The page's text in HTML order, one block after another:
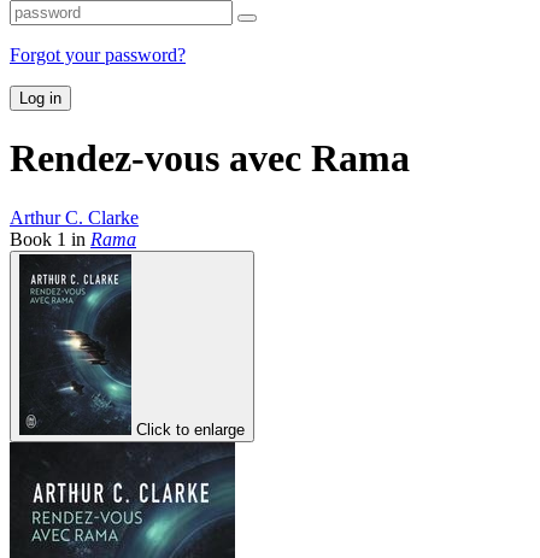
Forgot your password?
Log in
Rendez-vous avec Rama
Arthur C. Clarke
Book 1 in Rama
Click to enlarge